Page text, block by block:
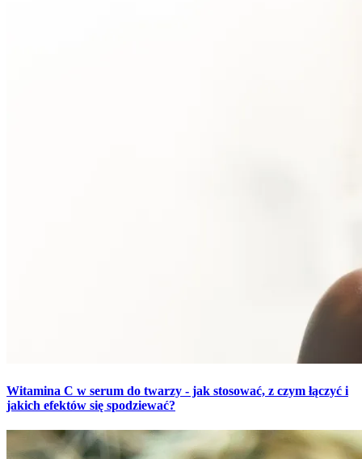
Witamina C w serum do twarzy - jak stosować, z czym łączyć i
jakich efektów się spodziewać?